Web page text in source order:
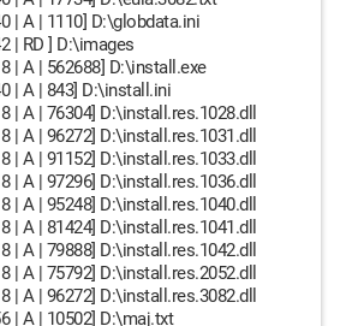
| A | 1110] D:\globdata.ini
| RD ] D:\images
| A | 562688] D:\install.exe
| A | 843] D:\install.ini
| A | 76304] D:\install.res.1028.dll
| A | 96272] D:\install.res.1031.dll
| A | 91152] D:\install.res.1033.dll
| A | 97296] D:\install.res.1036.dll
| A | 95248] D:\install.res.1040.dll
| A | 81424] D:\install.res.1041.dll
| A | 79888] D:\install.res.1042.dll
| A | 75792] D:\install.res.2052.dll
| A | 96272] D:\install.res.3082.dll
| A | 10502] D:\maj.txt